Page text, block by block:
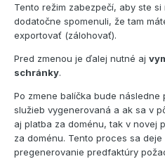
Tento režim zabezpečí, aby ste
dodatočne spomenuli, že tam
exportovať (zálohovať).
Pred zmenou je ďalej nutné aj
schránky.
Po zmene balíčka bude
služieb vygenerovaná a ak sa v
aj platba za doménu, tak v novej
za doménu. Tento proces sa
pregenerovanie predfaktúry